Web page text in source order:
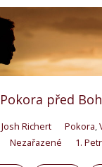
Pokora před
Josh Richert Pokora,
Nezařazené
1.